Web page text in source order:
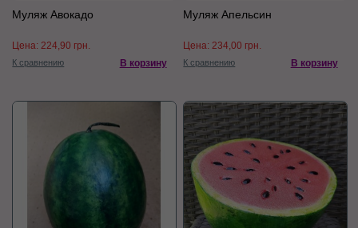
Муляж Авокадо
Цена: 224,90 грн.
К сравнению В корзину
Муляж Апельсин
Цена: 234,00 грн.
К сравнению В корзину